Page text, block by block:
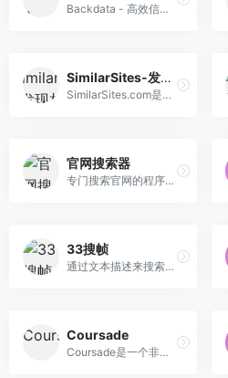
Backdata - 高效信息检索。它将是一个快速的、相关的和用户友好的搜索引擎。(It will be a fast, relevant and user-f
SimilarSites-发现相似的网站
SimilarSites.com是一个网站创新推荐引擎。它可以快速搜索互联网，根据用户选择特定网站或主题为其提供最类似的网站。
官网搜索器
专门搜索官网的程序，搜索直接到
33搜帧
通过文本描述来搜索视频帧画面的工具，可以帮助视频创作者快速找到相关视频场景素材、录音自动生成视频和文本生成视频，提升工作效率，是视频自媒体的必备利器。
Coursade
Coursade是一个非常实用又好用的在线公开课搜索引擎，是一个非常好用的学习网站。